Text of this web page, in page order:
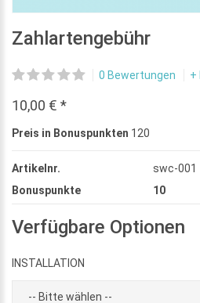
Zahlartengebühr
0 Bewertungen +
10,00 € *
Preis in Bonuspunkten 120
Artikelnr.
swc-001
Bonuspunkte
10
Verfügbare Optionen
INSTALLATION